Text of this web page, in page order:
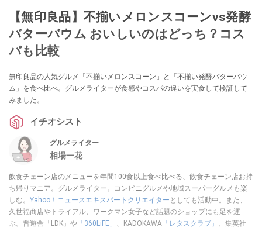
【無印良品】不揃いメロンスコーンvs発酵
バターバウム おいしいのはどっち？コス
パも比較
無印良品の人気グルメ「不揃いメロンスコーン」と「不揃い発酵バターバウ
ム」を食べ比べ。グルメライターが食感やコスパの違いを実食して検証して
みました。
イチオシスト
グルメライター
相場一花
飲食チェーン店のメニューを年間100食以上食べ比べる、飲食チェーン店お持
ち帰りマニア。グルメライター。コンビニグルメや地域スーパーグルメも楽
しむ。 Yahoo！ニュースエキスパートクリエイター としても活動中。また、
久世福商店やトライアル、ワークマン女子など話題のショップにも足を運
ぶ。晋遊舎「LDK」や 「360LiFE」 、KADOKAWA 「レタスクラブ」
、集英社